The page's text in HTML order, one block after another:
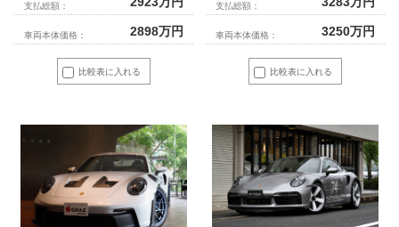
比較表に入れる
支払総額：
車両本体価格： 2898万円
比較表に入れる
支払総額：
車両本体価格： 3250万円